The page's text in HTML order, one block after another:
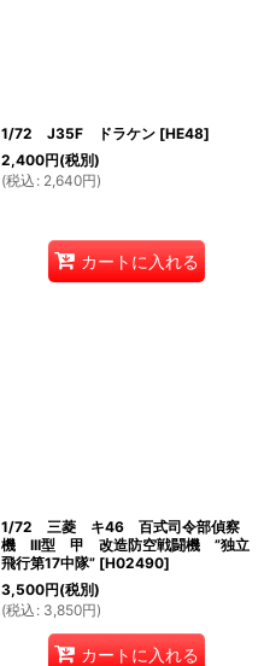
1/72 J35F ドラケン [HE48]
2,400円(税別)
(税込 : 2,640円)
カートに入れる
1/72 三菱 キ46 百式司令部偵察
機 III型 甲 改造防空戦闘機 ”独立
飛行第17中隊” [H02490]
3,500円(税別)
(税込 : 3,850円)
カートに入れる